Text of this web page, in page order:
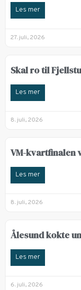
Les mer
27. juli, 2026
Skal ro til
Les mer
8. juli, 2026
VM-kvartfinalen
Les mer
8. juli, 2026
Ålesund kokte
Les mer
6. juli, 2026